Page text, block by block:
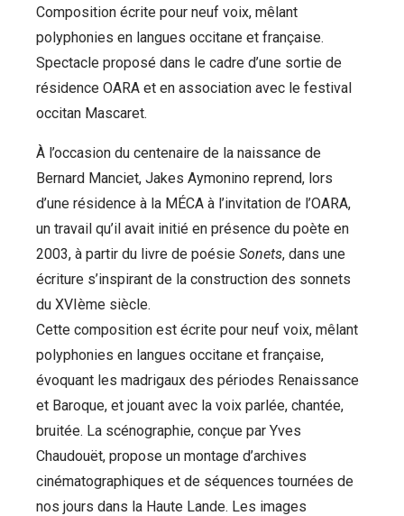
Composition écrite pour neuf voix, mêlant
polyphonies en langues occitane et française.
Spectacle proposé dans le cadre d’une sortie de
résidence OARA et en association avec le festival
occitan Mascaret.
À l’occasion du centenaire de la naissance de
Bernard Manciet, Jakes Aymonino reprend, lors
d’une résidence à la MÉCA à l’invitation de l’OARA,
un travail qu’il avait initié en présence du poète en
2003, à partir du livre de poésie Sonets, dans une
écriture s’inspirant de la construction des sonnets
du XVIème siècle.
Cette composition est écrite pour neuf voix, mêlant
polyphonies en langues occitane et française,
évoquant les madrigaux des périodes Renaissance
et Baroque, et jouant avec la voix parlée, chantée,
bruitée. La scénographie, conçue par Yves
Chaudouët, propose un montage d’archives
cinématographiques et de séquences tournées de
nos jours dans la Haute Lande. Les images